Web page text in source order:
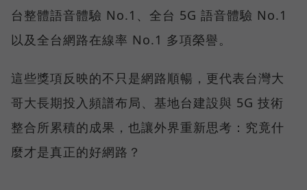
台整體語音體驗 No.1、全台 5G 語音體驗 No.1
以及全台網路在線率 No.1 多項榮譽。
這些獎項反映的不只是網路順暢，更代表台灣大
哥大長期投入頻譜布局、基地台建設與 5G 技術
整合所累積的成果，也讓外界重新思考：究竟什
麼才是真正的好網路？